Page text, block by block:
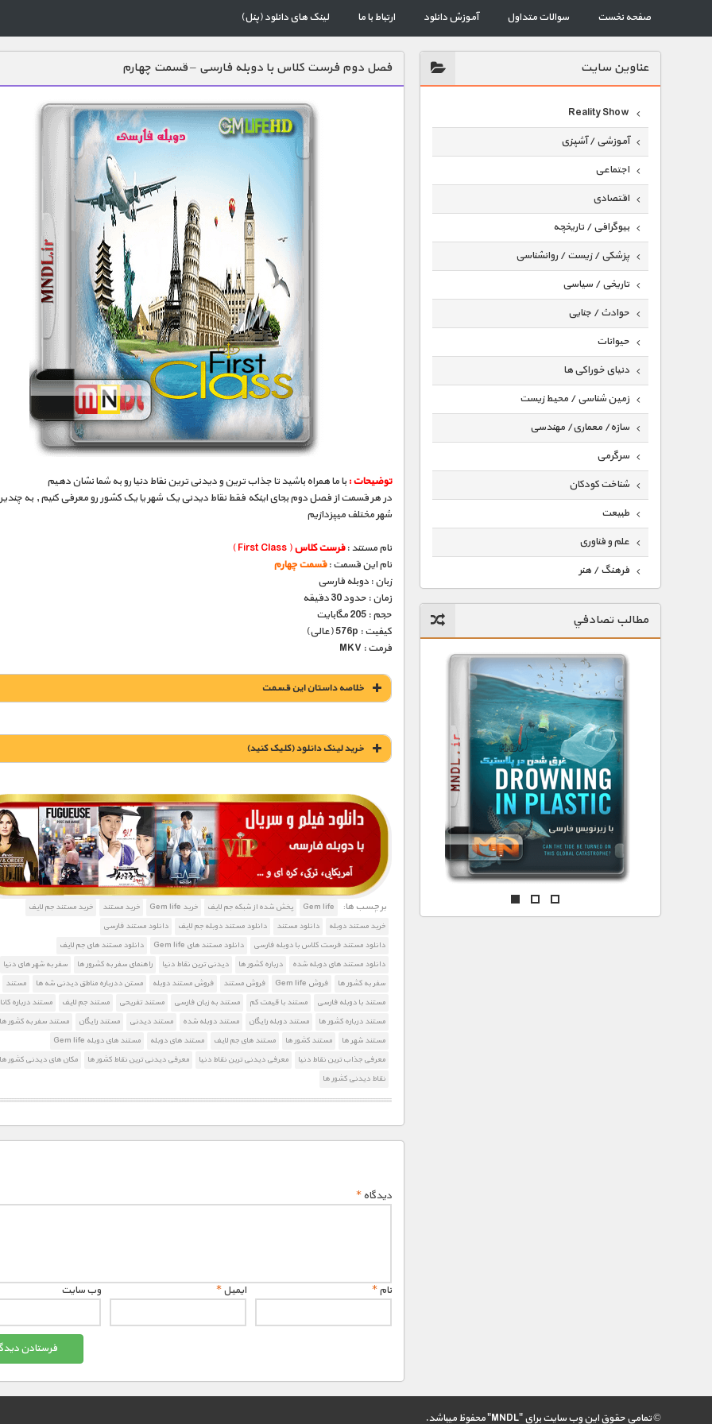
صفحه نخست سوالات متداول آموزش دانلود ارتباط با ما لینک های دانلود (پنل)
عناوين سايت
Reality Show
آموزشی / آشپزی
اجتماعی
اقتصادی
بیوگرافی / تاریخچه
پزشکی / زیست / روانشناسی
تاریخی / سیاسی
حوادث / جنایی
حیوانات
دنیای خوراکی ها
زمین شناسی / محیط زیست
سازه/ معماری/ مهندسی
سرگرمی
شناخت کودکان
طبیعت
علم و فناوری
فرهنگ / هنر
گردشگری
ماورایی
مسابقات / ورزشی
مستند های اختصاصی
مطالب تصادفي
فصل دوم فرست کلاس با دوبله فارسی – قسمت چهارم
توضیحات :با ما همراه باشید تا جذاب ترین و دیدنی ترین نقاط دنیا رو به شما نشان دهیم
در هر قسمت از فصل دوم بجای اینکه فقط نقاط دیدنی یک شهر یا یک کشور رو معرفی کنیم , به
شهر مختلف میپزدازیم
نام مستند :فرست کلاس( First Class )
نام این قسمت :قسمت چهارم
زبان : دوبله فارسی
زمان : حدود 30 دقیقه
حجم : 205 مگابایت
کیفیت : 576p (عالی)
فرمت : MKV
خلاصه داستان این قسمت
خريد لينک دانلود (کليک کنيد)
1900 تومان – خريد لينک دانلود (افزودن به سبد خريد)
برچسب ها: Gem life پخش شده از شبکه جم لایف خرید Gem life خرید مستند
خرید مستند جم لایف
خرید مستند دوبله
دانلود مستند دانلود مستند دوبله جم لایف
دانلود مستند فارسی
دانلود مستند فرست کلاس با دوبله فارسی
دانلود مستند های Gem life
دانلود مستند های جم لایف
دانلود مستند های دوبله شده
درباره کشور ها دیدنی ترین نقاط دنیا راهنمای سفر به کشرور ها
سفر به شهر های دنیا
سفر به کشور ها
فروش Gem life فروش مستند فروش مستند دوبله مستن ددرباره مناطق دیدنی شه ها
مستند
مستند با دوبله فارسی
مستند با قیمت کم مستند به زبان فارسی مستند تفریحی مستند جم لایف
مستند درباره
مستند درباره کشور ها
مستند دوبله رایگان مستند دوبله شده مستند دیدنی مستند رایگان
مستند سفر به کشور
مستند شهر ها
مستند کشور ها مستند های جم لایف مستند های دوبله
مستند های دوبله Gem life
معرفی جذاب ترین نقاط دنیا
معرفی دیدنی ترین نقاط دنیا معرفی دیدنی ترین نقاط کشور ها
مکان های دیدنی کشور
نقاط دیدنی کشور ها
دیدگاه*
نام* ایمیل* وب‌ سایت
© تمامی حقوق این وب سایت برای "MNDL" محفوظ میباشد.